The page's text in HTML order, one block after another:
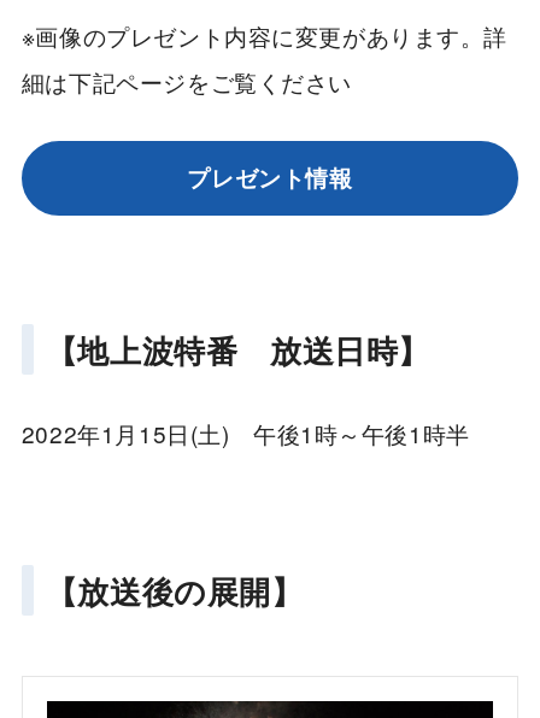
※画像のプレゼント内容に変更があります。詳
細は下記ページをご覧ください
プレゼント情報
【地上波特番 放送日時】
2022年1月15日(土) 午後1時～午後1時半
【放送後の展開】